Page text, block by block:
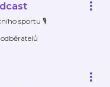
sportu 🎙️